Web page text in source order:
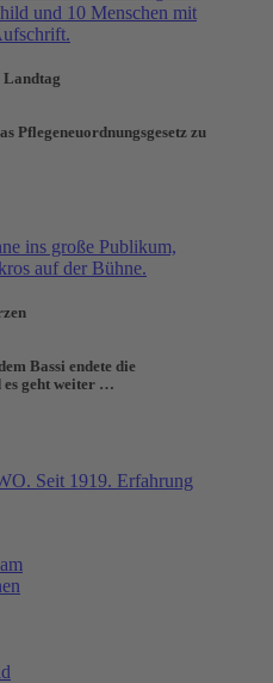
Landtag
Pflegeneuordnungsgesetz zu
Bassi endete die
es geht weiter …